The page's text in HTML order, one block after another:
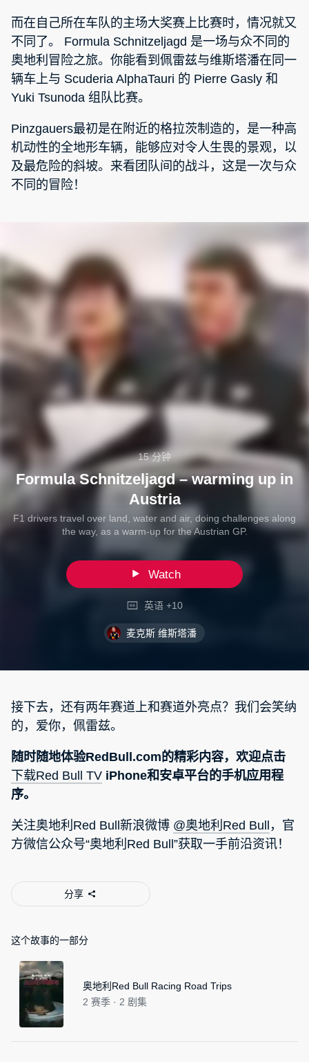
而在自己所在车队的主场大奖赛上比赛时，情况就又
不同了。 Formula Schnitzeljagd 是一场与众不同的
奥地利冒险之旅。你能看到佩雷兹与维斯塔潘在同一
辆车上与 Scuderia AlphaTauri 的 Pierre Gasly 和
Yuki Tsunoda 组队比赛。
Pinzgauers最初是在附近的格拉茨制造的，是一种高
机动性的全地形车辆，能够应对令人生畏的景观，以
及最危险的斜坡。来看团队间的战斗，这是一次与众
不同的冒险！
15 分钟
Formula Schnitzeljagd – warming up in
Austria
F1 drivers travel over land, water and air, doing challenges along
the way, as a warm-up for the Austrian GP.
Watch
英语 +10
麦克斯 维斯塔潘
接下去，还有两年赛道上和赛道外亮点？我们会笑纳
的，爱你，佩雷兹。
随时随地体验RedBull.com的精彩内容，欢迎点击
下载Red Bull TV iPhone和安卓平台的手机应用程
序。
关注奥地利Red Bull新浪微博 @奥地利Red Bull ，官
方微信公众号“奥地利Red Bull”获取一手前沿资讯！
分享
这个故事的一部分
奥地利Red Bull Racing Road Trips
2 赛季 · 2 剧集